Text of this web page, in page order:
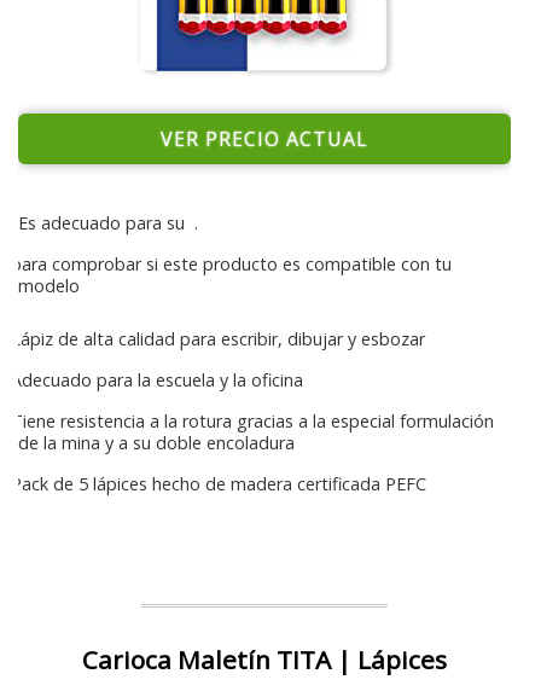
VER PRECIO ACTUAL
Es adecuado para su .
para comprobar si este producto es compatible con tu
modelo
Lápiz de alta calidad para escribir, dibujar y esbozar
Adecuado para la escuela y la oficina
Tiene resistencia a la rotura gracias a la especial formulación
de la mina y a su doble encoladura
Pack de 5 lápices hecho de madera certificada PEFC
Carioca Maletín TITA | Lápices